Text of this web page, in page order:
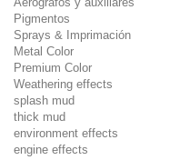
Pigmentos
Sprays & Imprimación
Metal Color
Premium Color
Weathering effects
splash mud
thick mud
environment effects
engine effects